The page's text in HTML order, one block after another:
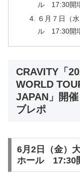
ル 17:30開
６月７日（
ル 17:30開
CRAVITY「
WORLD
JAPAN」開
ブレポ
6月2日（金）
ホール 17:30